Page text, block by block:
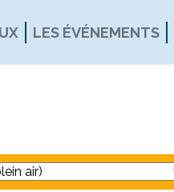
LES ÉVÉNEMENTS